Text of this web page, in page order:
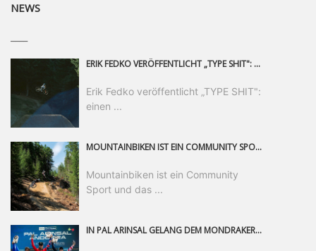
NEWS
ERIK FEDKO VERÖFFENTLICHT „TYPE SHIT": EINEN 23-MINÜTIGEN MOUNTAINBIKE-FILM, ÜBER DREI JAHRE RUND UM DIE WELT GEDREHT. ZEITGLEICH LAUNCHT ER DIE GLEICHNAMIGE KOLLEKTION SEINER BRAND TYPE. EIN SEGMENT DES FILMS ERSCHEINT SEPARAT AUF RED BULL BIKE.
Erik Fedko veröffentlicht „TYPE SHIT":
einen ...
MOUNTAINBIKEN IST EIN COMMUNITY SPORT UND DAS BEWEIST SICH IN DER BIKE REPUBLIC SÖLDEN GERADE EINDRUCKSVOLL AUF ALLEN LEVELN. FREERIDE PROFI, SHAPERIN UND FRISCH GEWÄHLTE SWATCH NINES MVP VERO SANDLER IST BEGEISTERT VON DER VIELFALT DER BIKE DESTINATION, DER NEUEN JUMPLINE UND PLÄDIERT FÜR MUT BEI (FRAUEN) COMMUNITIES. VERO UND IHR VERLOBTER SAM HODGES VERBRINGEN MEHRERE MONATE IN DER BIKE REPUBLIC UND LASSEN UNS DARAN TEILHABEN. UM COMMUNITY GEHT ES AUCH BEI DER PARTNERSCHAFT ZWISCHEN SÖLDEN UND DEM NEUEN RIDERS PARK DONOVALY IN DER SLOWAKEI: DER DORTIGE TOURISMUSDIREKTOR JIRI PEC IST ÜBERZEUGT: VON MEHR BIKEPARKS PROFITIERT DIE GANZE MTB-SZENE – UND MIT DOMINIK LINSER, GESCHÄFTSFÜHRER DER BRS, HAT ER DAMIT DEN PERFEKTEN PARTNER GEFUNDEN.
Mountainbiken ist ein Community
Sport und das ...
IN PAL ARINSAL GELANG DEM MONDRAKER FACTORY RACING DH-TEAM DER ERSTE PODIUMSERFOLG DER SAISON. NACHDEM ER DAS GANZE WOCHENENDE ÜBER EIN HERAUSRAGENDES TEMPO GEZEIGT HATTE, LEGTE RYAN „PINKY“ PINKERTON EINEN SENSATIONELLEN RENNLAUF HIN UND SICHERTE SICH DEN DRITTEN PLATZ – EIN ERGEBNIS, DAS DIE HARTE ARBEIT DES TEAMS BELOHNT UND EINEN WICHTIGEN WENDEPUNKT FÜR DEN WEITEREN SAISONVERLAUF MARKIERT.